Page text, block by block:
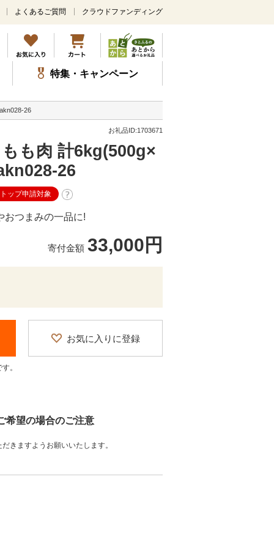
メ
ン
コ
ン
テ
ツ
ッ
プ
よくあるご質問 クラウドファンディング
特集・キャンペーン
26
お礼品ID:1703671
も肉 計6kg(500g×
26
ップ申請対象
おつまみの一品に!
寄付金額 33,000円
お気に入りに登録
。
希望の場合のご注意
きますようお願いいたします。